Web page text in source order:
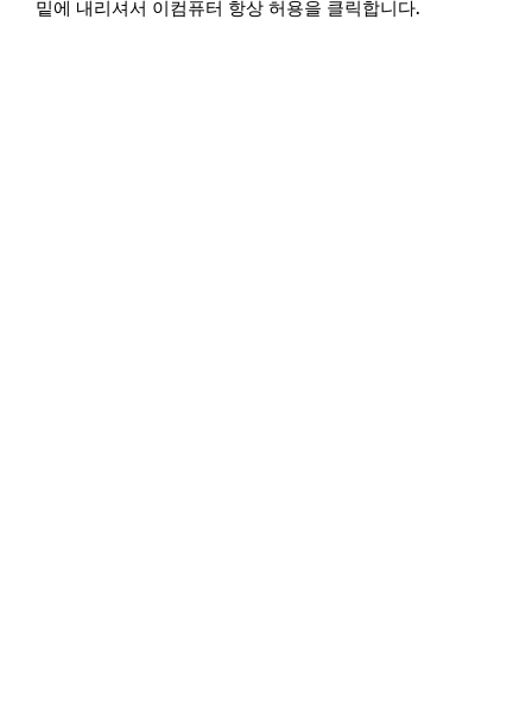
밑에 내리셔서 이컴퓨터 항상 허용을 클릭합니다.